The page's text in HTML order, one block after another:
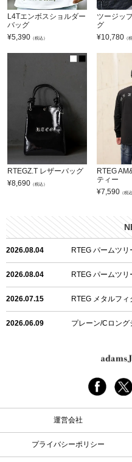
L4Tエンボスショルダー
バッグ
¥5,390 （税込）
ツージッ
グ
¥10,780（税
RTEGZ.T レザーバッグ
¥8,690 （税込）
RTEG
ティー
¥7,590（税込
2026.08.04 RTEG パームツ
2026.08.04 RTEG パームツ
2026.07.15 RTEG メタルフ
2026.06.09 プレーン/Cロン
24/フリンジデニ
G/グレーペイント
2026.04.23 I.W.D.Rデニムロ
運営会社
プライバシーポリシー